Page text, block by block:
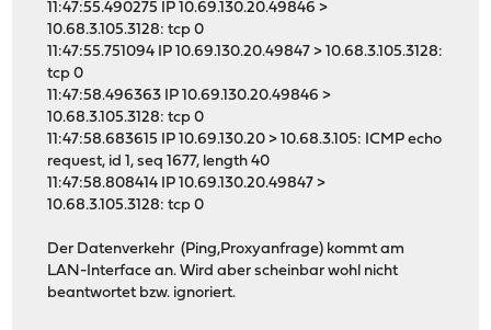
11:47:55.490275 IP 10.69.130.20.49846 >
10.68.3.105.3128: tcp 0
11:47:55.751094 IP 10.69.130.20.49847 > 10.68.3.105.3128:
tcp 0
11:47:58.496363 IP 10.69.130.20.49846 >
10.68.3.105.3128: tcp 0
11:47:58.683615 IP 10.69.130.20 > 10.68.3.105: ICMP echo
request, id 1, seq 1677, length 40
11:47:58.808414 IP 10.69.130.20.49847 >
10.68.3.105.3128: tcp 0
Der Datenverkehr (Ping,Proxyanfrage) kommt am
LAN-Interface an. Wird aber scheinbar wohl nicht
beantwortet bzw. ignoriert.